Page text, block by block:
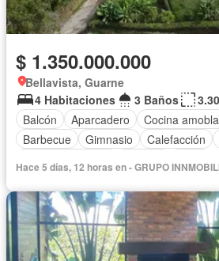
$ 1.350.000.000
Bellavista, Guarne
4 Habitaciones
3 Baños
Balcón
Aparcadero Cocina
Barbecue
Gimnasio Calefacción
Hace 5 días, 12 horas en - GRUPO